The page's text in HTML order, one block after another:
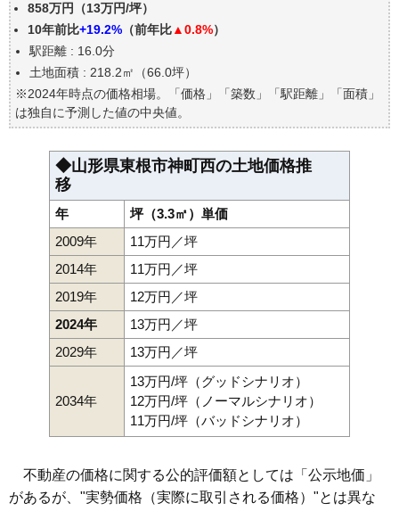
公示地価はいくら
エリアの将来性を人口予想から検討しよう
自分の年収でいくらの不動産が買える？
858万円（13万円/坪）
10年前比+19.2% （前年比▲0.8%）
駅距離 : 16.0分
土地面積 : 218.2㎡（66.0坪）
※2024年時点の価格相場。「価格」「築数」「駅距離」「面積」
は独自に予測した値の中央値。
◆山形県東根市神町西の土地価格推
移
年
坪（3.3㎡）単価
2009年
11万円／坪
2014年
11万円／坪
2019年
12万円／坪
2024年
13万円／坪
2029年
13万円／坪
2034年
13万円/坪（グッドシナリオ）
12万円/坪（ノーマルシナリオ）
11万円/坪（バッドシナリオ）
不動産の価格に関する公的評価額としては「公示地価」
があるが、"実勢価格（実際に取引される価格）"とは異な